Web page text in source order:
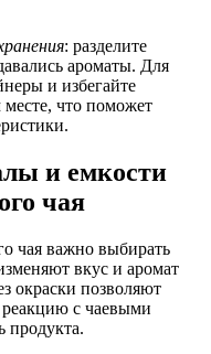
: разделите
ароматы. Для
и избегайте
что поможет
и емкости
чая
чая важно выбирать
вкус и аромат
окраски позволяют
с чаевыми
продукта.